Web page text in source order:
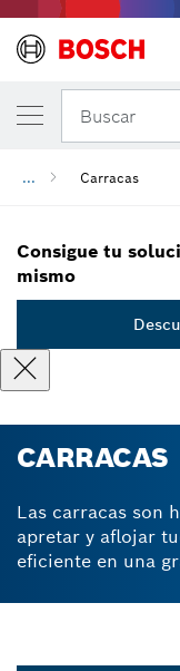
Buscar
... Carracas
Consigue tu
mismo
CARRACAS
Las carracas son
apretar y aflojar
eficiente en una
proporcionan una